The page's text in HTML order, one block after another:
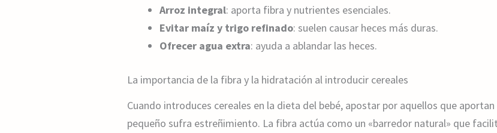
Arroz integral: aporta fibra y nutrientes esenciales.
Evitar maíz y trigo refinado: suelen causar heces más duras.
Ofrecer agua extra: ayuda a ablandar las heces.
La importancia de la fibra y la hidratación al introducir cereales
Cuando introduces cereales en la dieta del bebé, apostar por aquellos que
pequeño sufra estreñimiento. La fibra actúa como un «barredor natural» que